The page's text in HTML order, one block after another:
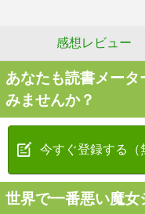
感想レビュー
あなたも読書メー
みませんか？
今すぐ登録する（
世界で一番悪い魔女